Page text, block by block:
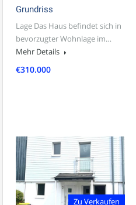
Grundriss
Lage Das Haus befindet sich in
bevorzugter Wohnlage im…
Mehr Details
€310.000
Zu Verkaufen